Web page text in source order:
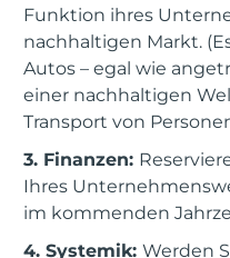
Funktion ihres
nachhaltigen Markt.
Autos – egal wie
einer nachhaltigen
Transport von
3. Finanzen:
Ihres
im kommenden
4. Systemik: Werden